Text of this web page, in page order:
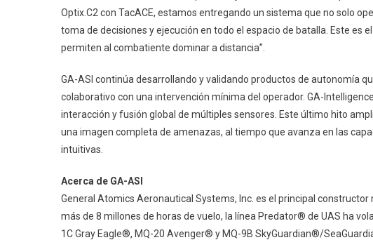
Optix.C2 con TacACE, estamos entregando un sistema que no solo
toma de decisiones y ejecución en todo el espacio de batalla. Este es
permiten al combatiente dominar a distancia”.
GA-ASI continúa desarrollando y validando productos de autonomía
colaborativo con una intervención mínima del operador. GA-
interacción y fusión global de múltiples sensores. Este último hito
una imagen completa de amenazas, al tiempo que avanza en las
intuitivas.
Acerca de GA-ASI
General Atomics Aeronautical Systems, Inc. es el principal
más de 8 millones de horas de vuelo, la línea Predator® de UAS ha
1C Gray Eagle®, MQ-20 Avenger® y MQ-9B SkyGuardian®/